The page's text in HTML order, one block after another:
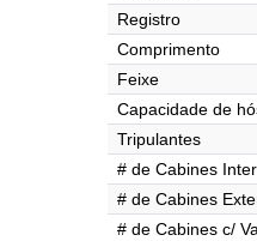
Registro
Comprimento
Feixe
Capacidade de
Tripulantes
# de Cabines
# de Cabines
# de Cabines c/